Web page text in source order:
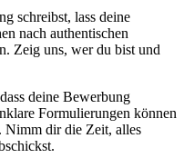
schreibst, lass deine
nach authentischen
Zeig uns, wer du bist und
deine Bewerbung
Formulierungen können
Nimm dir die Zeit, alles